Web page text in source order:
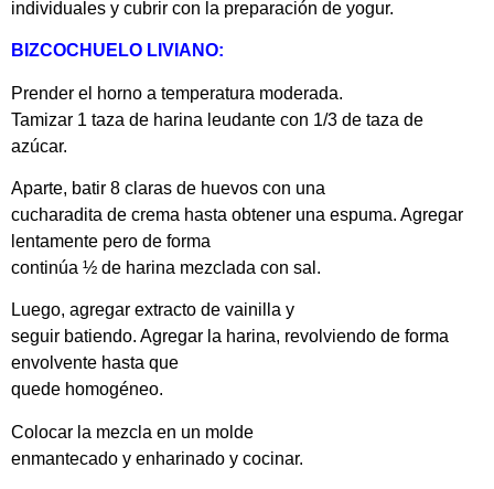
individuales y cubrir con la preparación de yogur.
BIZCOCHUELO LIVIANO:
Prender el horno a temperatura moderada.
Tamizar 1 taza de harina leudante con 1/3 de taza de
azúcar.
Aparte, batir 8 claras de huevos con una
cucharadita de crema hasta obtener una espuma. Agregar
lentamente pero de forma
continúa ½ de harina mezclada con sal.
Luego, agregar extracto de vainilla y
seguir batiendo. Agregar la harina, revolviendo de forma
envolvente hasta que
quede homogéneo.
Colocar la mezcla en un molde
enmantecado y enharinado y cocinar.